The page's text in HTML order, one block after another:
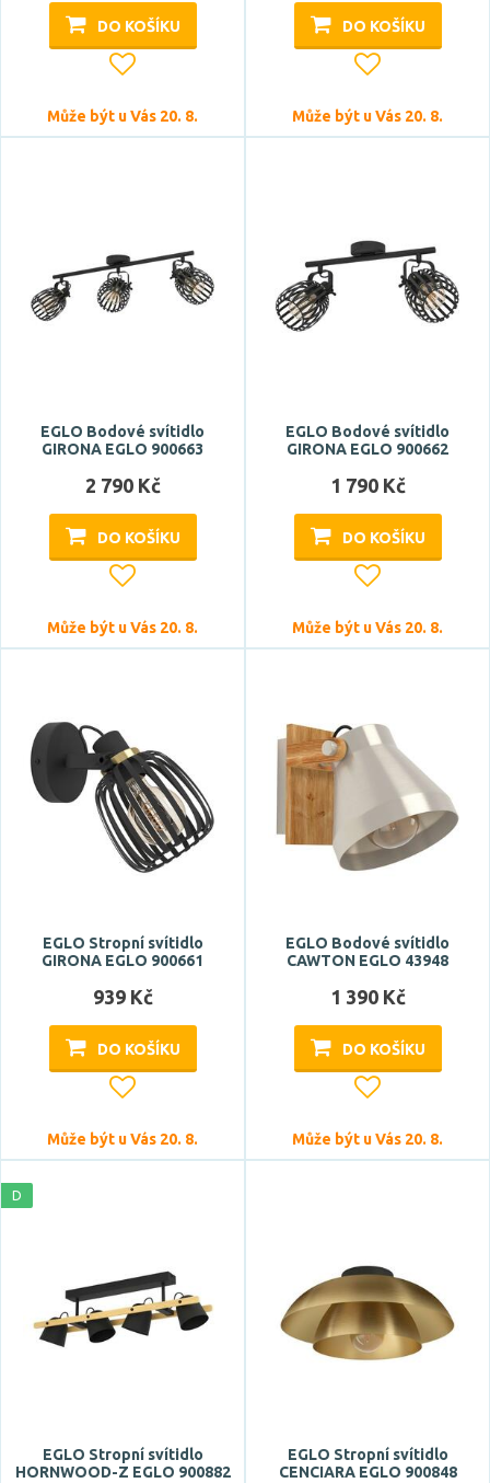
DO KOŠÍKU
Může být u Vás 20. 8.
DO KOŠÍKU
Může být u Vás 20. 8.
EGLO Bodové svítidlo
GIRONA EGLO 900663
2 790 Kč
DO KOŠÍKU
Může být u Vás 20. 8.
EGLO Bodové svítidlo
GIRONA EGLO 900662
1 790 Kč
DO KOŠÍKU
Může být u Vás 20. 8.
EGLO Stropní svítidlo
GIRONA EGLO 900661
939 Kč
DO KOŠÍKU
Může být u Vás 20. 8.
EGLO Bodové svítidlo
CAWTON EGLO 43948
1 390 Kč
DO KOŠÍKU
Může být u Vás 20. 8.
D
EGLO Stropní svítidlo
HORNWOOD-Z EGLO 900882
EGLO Stropní svítidlo
CENCIARA EGLO 900848